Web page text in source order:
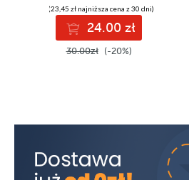
powojennych,
1939-1950
(23,45 zł najniższa cena z 30 dni)
24.00 zł
30.00zł (-20%)